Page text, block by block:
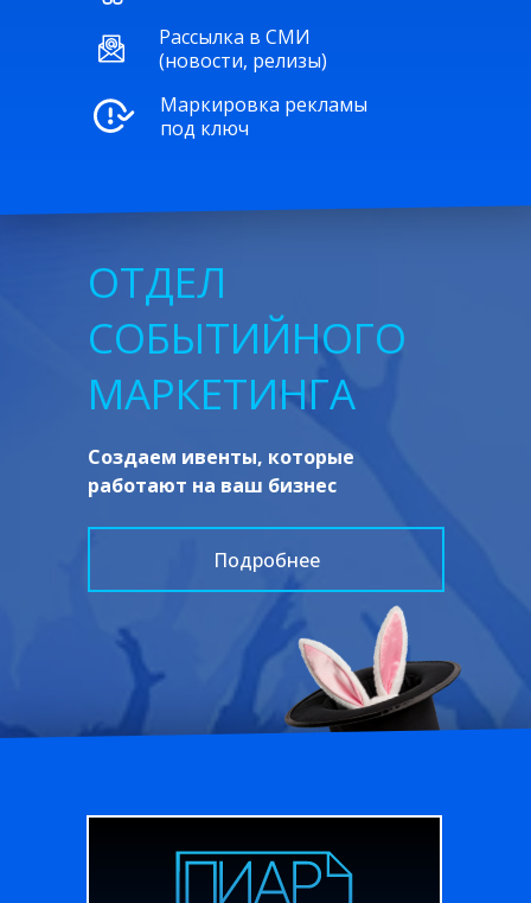
Маркировка рекламы
под ключ
Рассылка в СМИ
(новости, релизы)
ОТДЕЛ
СОБЫТИЙНОГО
МАРКЕТИНГА
Подробнее
Создаем ивенты, которые
работают на ваш бизнес